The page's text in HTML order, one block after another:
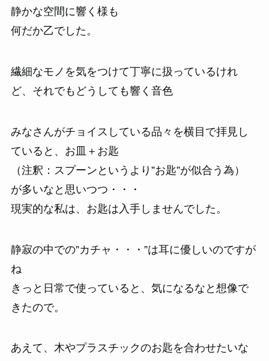
静かな空間に響く様も
何だか乙でした。
繊細なモノを気をつけて丁寧に扱っているけれ
ど、それでもどうしても響く音色
みなさんがチョイスしている品々を横目で拝見し
ていると、お皿＋お匙
（注釈：スプーンというより”お匙”が似合う為）
が多いなと思いつつ・・・
現実的な私は、お匙は入手しませんでした。
静寂の中での”カチャ・・・”は耳に優しいのですが
ね
きっと日常で使っていると、気になるなと想像で
きたので。
あえて、木やプラスチックのお匙を合わせたいな